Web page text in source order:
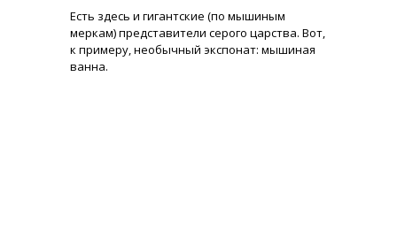
Есть здесь и гигантские (по мышиным
меркам) представители серого царства. Вот,
к примеру, необычный экспонат: мышиная
ванна.